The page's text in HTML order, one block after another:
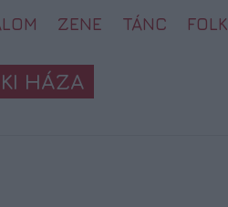
ZENE TÁNC FOLK
HÁZA